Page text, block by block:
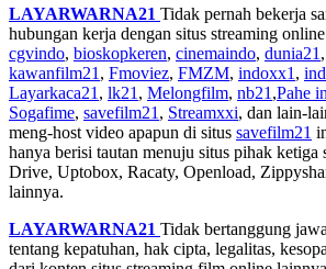
LAYARWARNA21 Tidak pernah bekerja
hubungan kerja dengan situs streaming online
cgvindo, bioskopkeren, cinemaindo, dunia21 ,
kawanfilm21 , Fmoviez, FMZM, indoxx1 ,
Layarkaca21 , lk21 , Melongfilm, nb21 ,Pahe in
Sogafime, savefilm21 , Streamxxi, dan lain-
meng-host video apapun di situs savefilm21
hanya berisi tautan menuju situs pihak
Drive, Uptobox, Racaty, Openload,
lainnya.
LAYARWARNA21 Tidak bertanggung
tentang kepatuhan, hak cipta, legalitas,